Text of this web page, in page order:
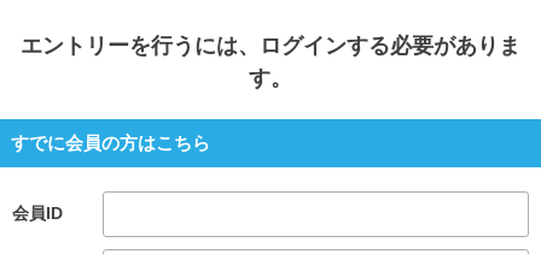
エントリーを行うには、ログインする必要がありま
す。
すでに会員の方はこちら
会員ID